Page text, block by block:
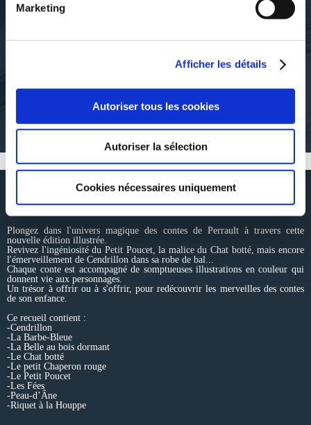
Marketing
Afficher les détails
Autoriser tous les cookies
Autoriser la sélection
Cookies nécessaires uniquement
20€00 17€00
RÉSUMÉ
Plongez dans l'univers magique des contes de Perrault à travers cette
nouvelle édition illustrée.
Revivez l'ingéniosité du Petit Poucet, la malice du Chat botté, mais encore
l'émerveillement de Cendrillon dans sa robe de bal...
Chaque conte est accompagné de somptueuses illustrations en couleur qui
donnent vie aux personnages.
Un trésor à offrir ou à s'offrir, pour redécouvrir les merveilles des contes
de son enfance.
Ce recueil contient :
-Cendrillon
-La Barbe-Bleue
-La Belle au bois dormant
-Le Chat botté
-Le petit Chaperon rouge
-Le Petit Poucet
-Les Fées
-Peau-d’Âne
-Riquet à la Houppe